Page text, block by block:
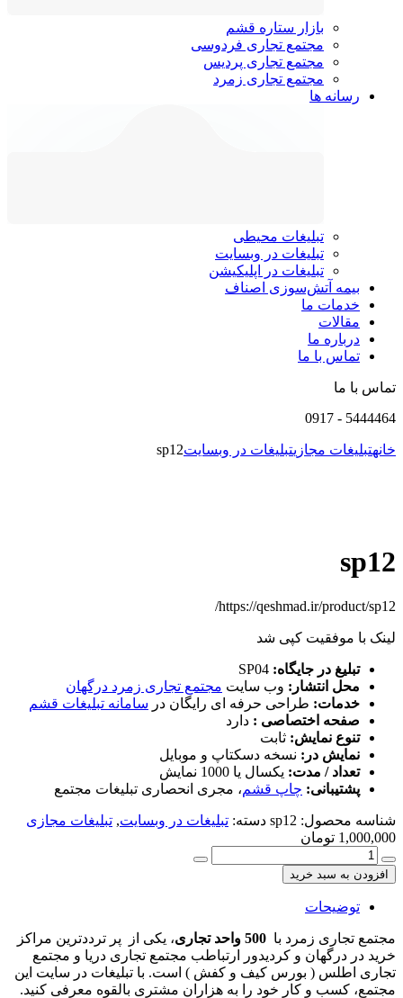
بازار ستاره قشم
مجتمع تجاری فردوسی
مجتمع تجاری پردیس
مجتمع تجاری زمرد
رسانه ها
تبلیغات محیطی
تبلیغات در وبسایت
تبلیغات در اپلیکیشن
بیمه آتش‌سوزی اصناف
خدمات ما
مقالات
درباره ما
تماس با ما
تماس با ما
5444464
-
0917
خانهتبلیغات مجازیتبلیغات در وبسایتsp12
sp12
https://qeshmad.ir/product/sp12/
لینک با موفقیت کپی شد
تبلیغ در جایگاه:
محل انتشار: وب سایت مجتمع تجاری زمرد درگهان
خدمات: طراحی حرفه ای رایگان در سامانه تبلیغات قشم
صفحه اختصاصی : دارد
تنوع نمایش: ثابت
نمایش در: نسخه دسکتاپ و موبایل
تعداد / مدت: یکسال یا 1000 نمایش
پشتیبانی: چاپ قشم، مجری انحصاری تبلیغات مجتمع
شناسه محصول: sp12 دسته: تبلیغات در وبسایت, تبلیغات مجازی
1,000,000 تومان
افزودن به سبد خرید
توضیحات
مجتمع تجاری زمرد با 500 واحد تجاری
، یکی از پر ترددترین مراکز
خرید در درگهان و کردیدور ارتباطب مجتمع تجاری دریا و مجتمع
تجاری اطلس ( بورس کیف و کفش ) است. با تبلیغات در سایت این
مجتمع، کسب و کار خود را به هزاران مشتری بالقوه معرفی کنید.